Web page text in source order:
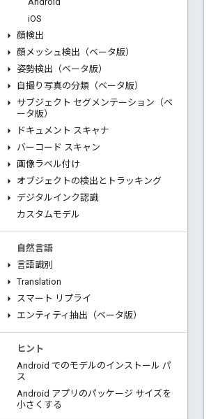
iOS
顔検出
顔メッシュ検出（ベータ版）
姿勢検出（ベータ版）
自撮り写真の分類（ベータ版）
サブジェクト セグメンテーション（ベ
ータ版）
ドキュメント スキャナ
バーコード スキャン
画像ラベル付け
オブジェクトの検出とトラッキング
デジタルインク認識
カスタムモデル
自然言語
言語識別
Translation
スマート リプライ
エンティティ抽出（ベータ版）
ヒント
Android でのモデルのインストール パ
ス
Android アプリのパッケージ サイズを
小さくする